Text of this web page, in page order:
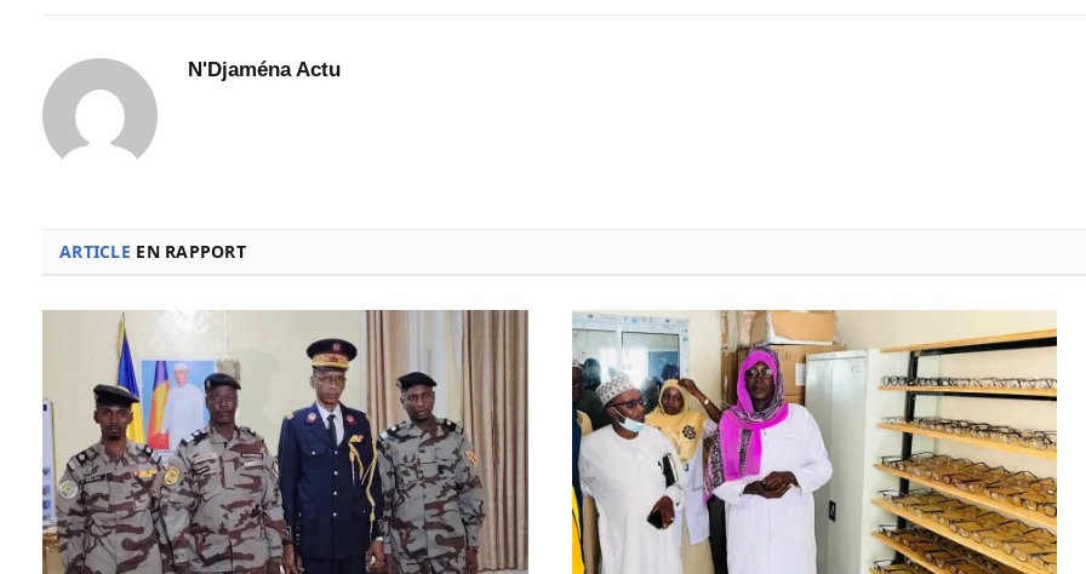
N'Djaména Actu
ARTICLE EN RAPPORT